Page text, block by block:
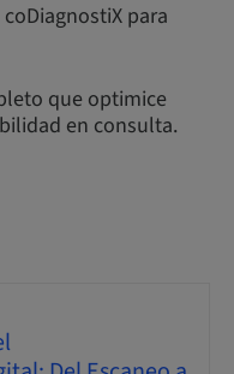
para
que optimice
en consulta.